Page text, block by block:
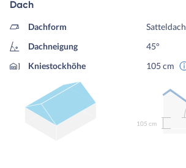
Dach
Dachform
Satteldach
Dachneigung
45°
Kniestockhöhe
105 cm
105 cm